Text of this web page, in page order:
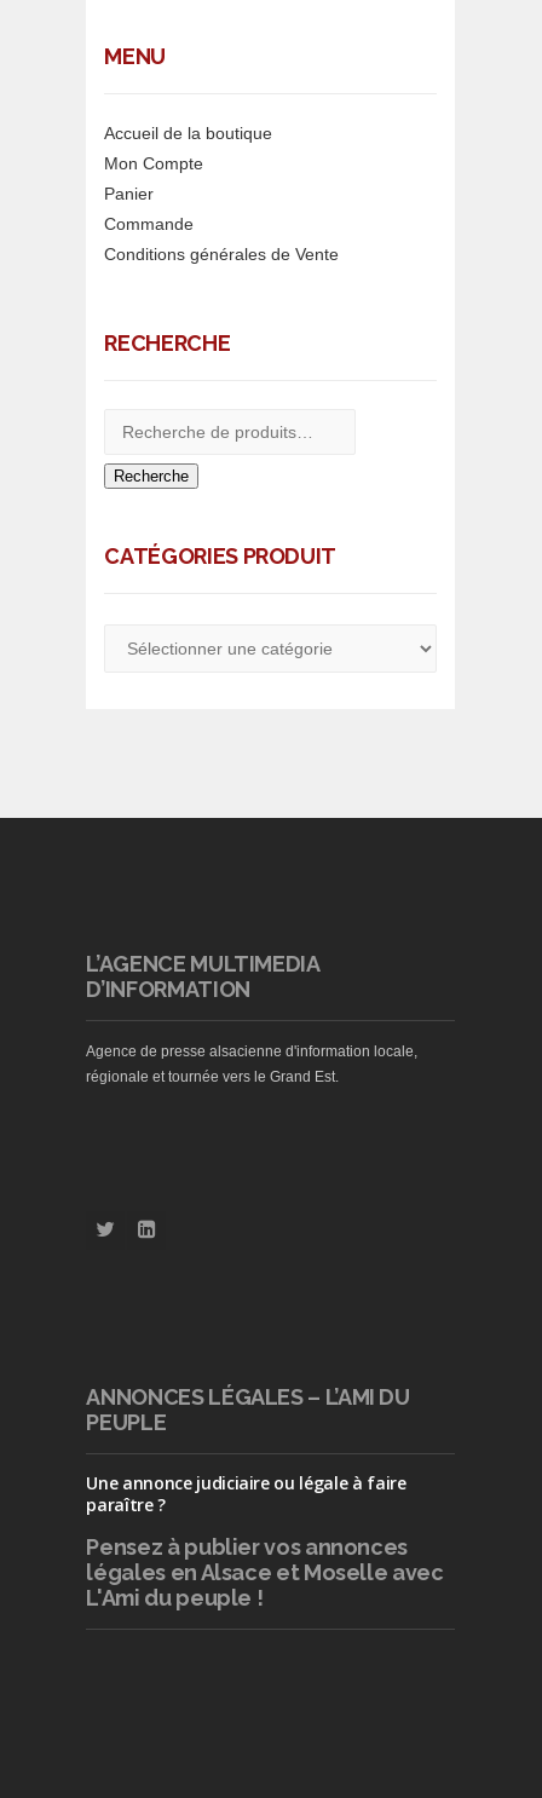
MENU
Accueil de la boutique
Mon Compte
Panier
Commande
Conditions générales de Vente
RECHERCHE
Recherche
CATÉGORIES PRODUIT
L’AGENCE MULTIMEDIA
D’INFORMATION
Agence de presse alsacienne d'information locale,
régionale et tournée vers le Grand Est.
ANNONCES LÉGALES – L’AMI DU
PEUPLE
Une annonce judiciaire ou légale à faire
paraître ?
Pensez à publiervos annonces
légales en Alsace et Moselle avec
L'Ami du peuple !